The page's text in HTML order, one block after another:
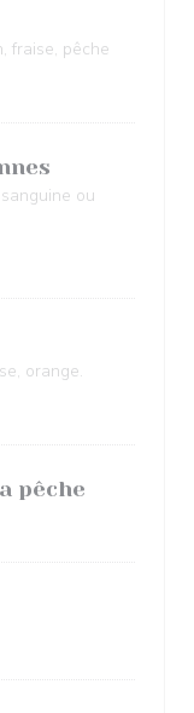
fraise, pêche
ou
orange.
pêche